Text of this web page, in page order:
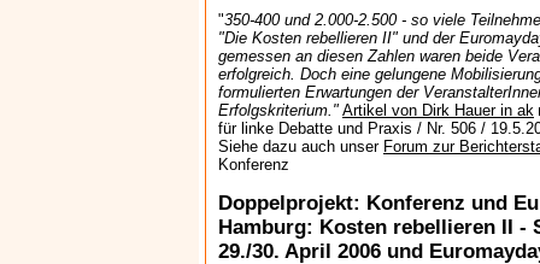
"350-400 und 2.000-2.500 - so viele
"Die Kosten rebellieren II" und der
gemessen an diesen Zahlen waren beide
erfolgreich. Doch eine gelungene
formulierten Erwartungen der
Erfolgskriterium." Artikel von Dirk Hauer in ak
für linke Debatte und Praxis / Nr. 506 /
Siehe dazu auch unser Forum zur
Konferenz
Doppelprojekt: Konferenz und
Hamburg: Kosten rebellieren II -
29./30. April 2006 und